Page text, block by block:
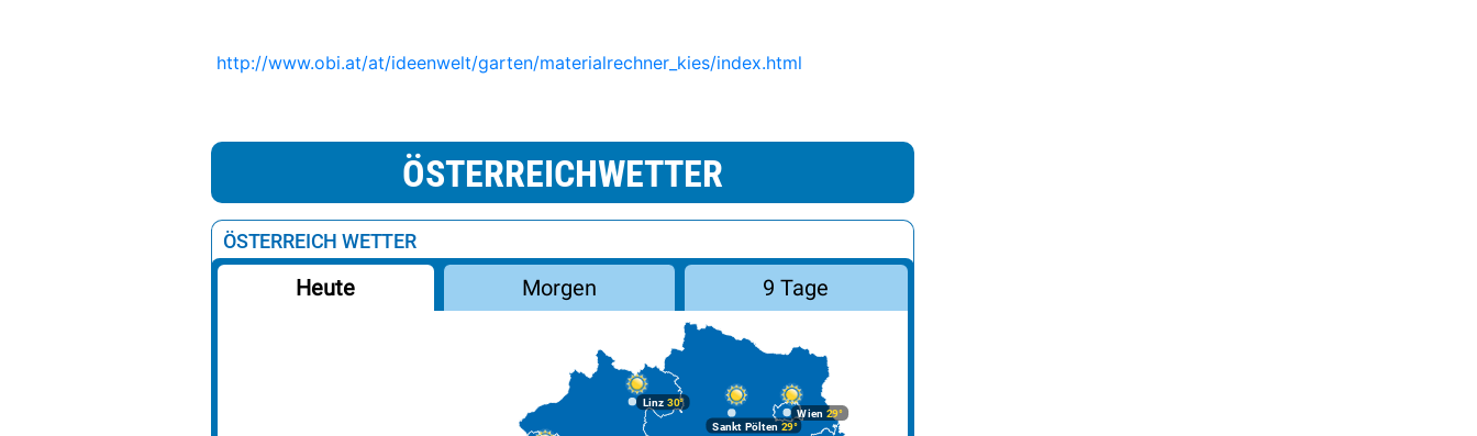
http://www.obi.at/at/ideenwelt/garten/materialrechner_kies/index.html
ÖSTERREICHWETTER
ÖSTERREICH WETTER
Heute Morgen 9 Tage
Linz 30°
Wien 29°
Sankt Pölten 29°